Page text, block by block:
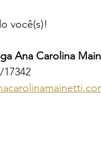
você(s)!
Ana Carolina
17342